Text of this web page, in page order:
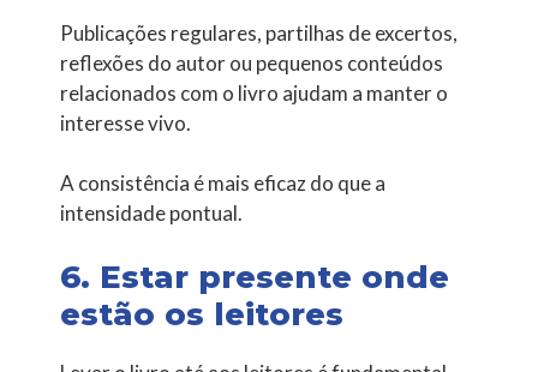
Publicações regulares, partilhas de excertos,
reflexões do autor ou pequenos conteúdos
relacionados com o livro ajudam a manter o
interesse vivo.
A consistência é mais eficaz do que a
intensidade pontual.
6. Estar presente onde
estão os leitores